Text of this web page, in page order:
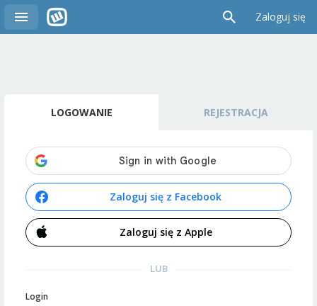
Zaloguj się
LOGOWANIE REJESTRACJA
Zaloguj się z Facebook
Zaloguj się z Apple
LUB
Login